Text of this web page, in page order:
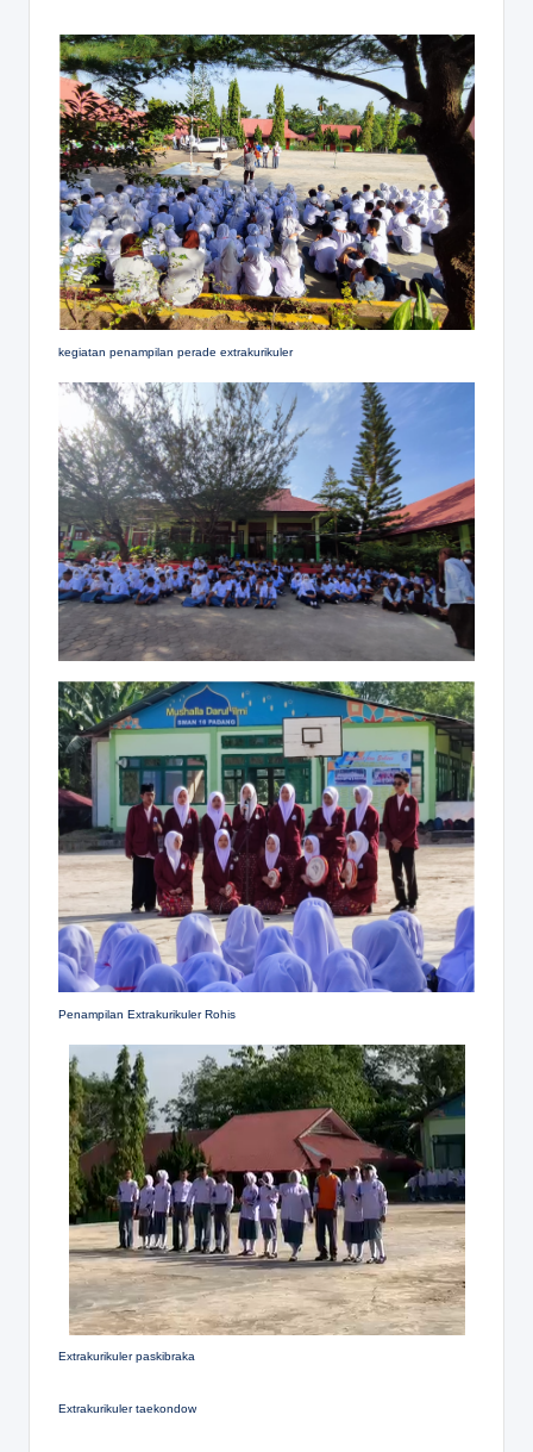
kegiatan penampilan perade extrakurikuler
Penampilan Extrakurikuler Rohis
Extrakurikuler paskibraka
Extrakurikuler taekondow